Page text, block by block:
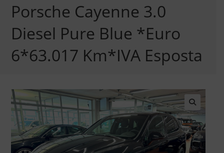
Porsche Cayenne 3.0
Diesel Pure Blue *Euro
6*63.017 Km*IVA Esposta
🔍